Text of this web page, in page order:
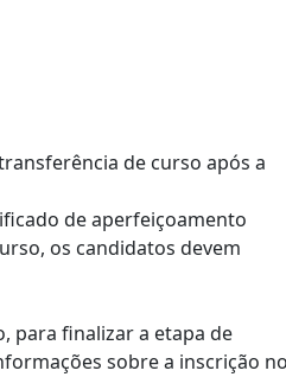
de curso após a
de aperfeiçoamento
os candidatos devem
para finalizar a etapa de
sobre a inscrição